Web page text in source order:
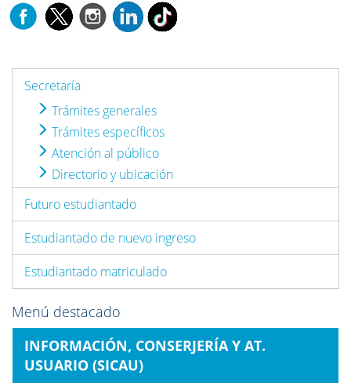
Secretaría
Trámites generales
Trámites específicos
Atención al público
Directorio y ubicación
Futuro estudiantado
Estudiantado de nuevo ingreso
Estudiantado matriculado
Menú destacado
INFORMACIÓN, CONSERJERÍA Y AT.
USUARIO (SICAU)